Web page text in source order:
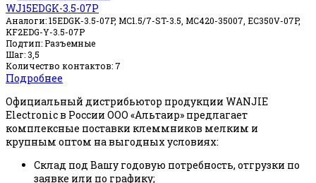
WJ15EDGK-3.5-07P
Аналоги: 15EDGK-3.5-07P, MC1.5/7-ST-3.5, MC420-35007, EC350V-07P,
KF2EDG-Y-3.5-07P
Подтип: Разъемные
Шаг: 3,5
Количество контактов: 7
Подробнее
Официальный дистрибьютор продукции WANJIE
Electronic в России ООО «Альтаир» предлагает
комплексные поставки клеммников мелким и
крупным оптом на выгодных условиях:
Склад под Вашу годовую потребность, отгрузки по
заявке или по графику;